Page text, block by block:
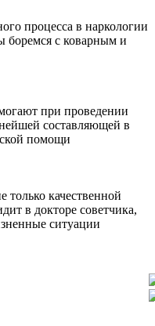
процесса в наркологии
боремся с коварным и
при проведении
составляющей в
помощи
только качественной
в докторе советчика,
ситуации